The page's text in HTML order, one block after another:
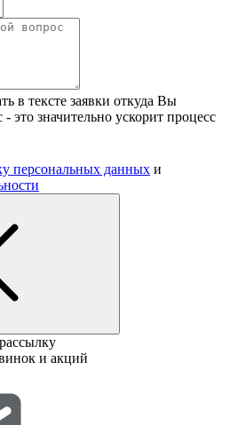
в тексте заявки откуда Вы
это значительно ускорит процесс
персональных данных и
и акций